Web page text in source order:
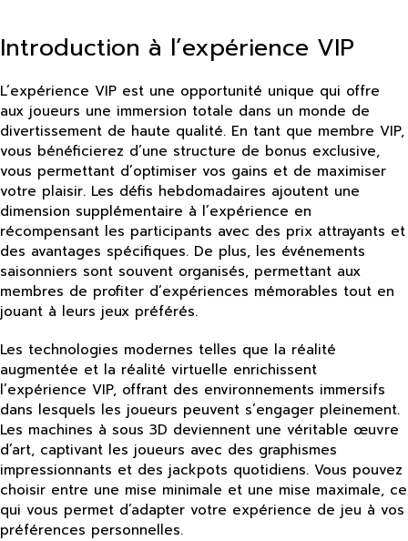
Introduction à l’expérience VIP
L’expérience VIP est une opportunité unique qui offre
aux joueurs une immersion totale dans un monde de
divertissement de haute qualité. En tant que membre VIP,
vous bénéficierez d’une structure de bonus exclusive,
vous permettant d’optimiser vos gains et de maximiser
votre plaisir. Les défis hebdomadaires ajoutent une
dimension supplémentaire à l’expérience en
récompensant les participants avec des prix attrayants et
des avantages spécifiques. De plus, les événements
saisonniers sont souvent organisés, permettant aux
membres de profiter d’expériences mémorables tout en
jouant à leurs jeux préférés.
Les technologies modernes telles que la réalité
augmentée et la réalité virtuelle enrichissent
l’expérience VIP, offrant des environnements immersifs
dans lesquels les joueurs peuvent s’engager pleinement.
Les machines à sous 3D deviennent une véritable œuvre
d’art, captivant les joueurs avec des graphismes
impressionnants et des jackpots quotidiens. Vous pouvez
choisir entre une mise minimale et une mise maximale, ce
qui vous permet d’adapter votre expérience de jeu à vos
préférences personnelles.